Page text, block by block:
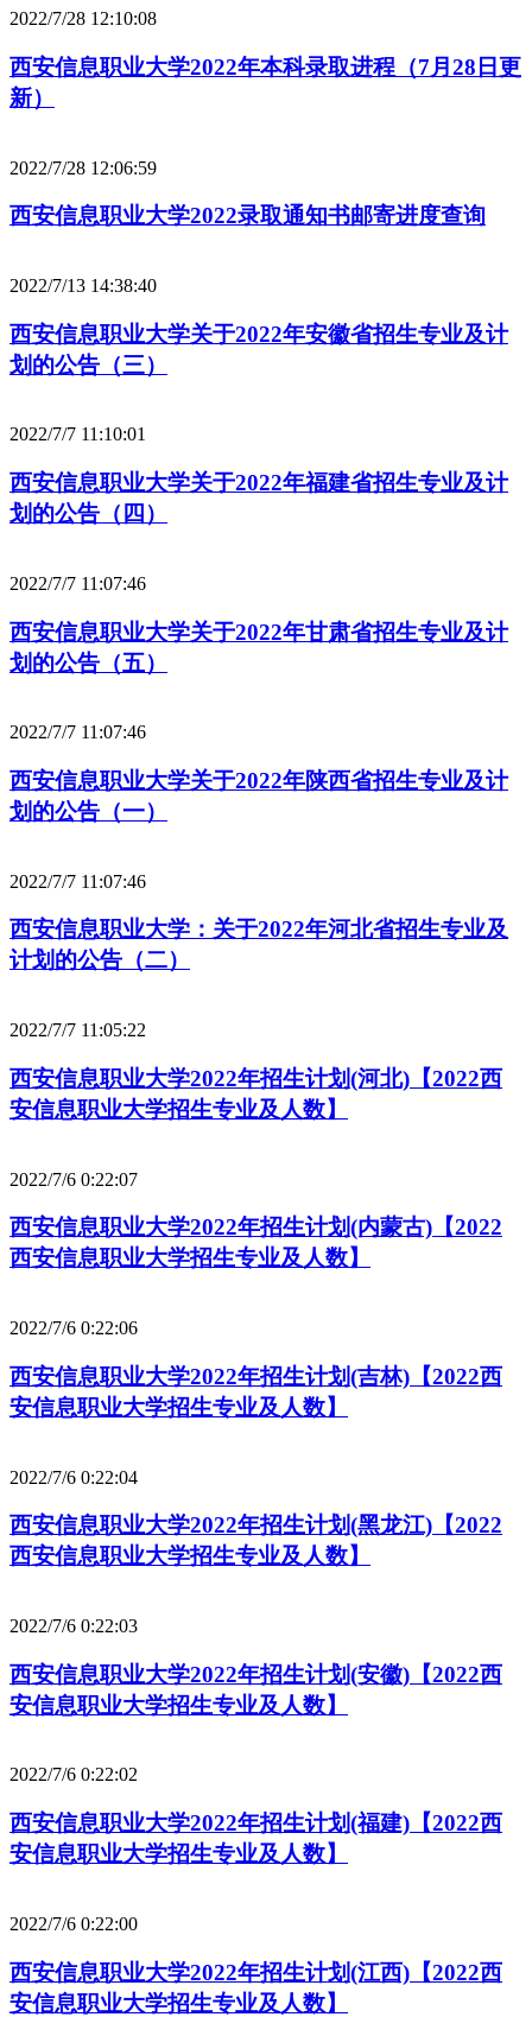
2022/7/28 12:10:08
西安信息职业大学2022年本科录取进程（7月28日更
新）
2022/7/28 12:06:59
西安信息职业大学2022录取通知书邮寄进度查询
2022/7/13 14:38:40
西安信息职业大学关于2022年安徽省招生专业及计
划的公告（三）
2022/7/7 11:10:01
西安信息职业大学关于2022年福建省招生专业及计
划的公告（四）
2022/7/7 11:07:46
西安信息职业大学关于2022年甘肃省招生专业及计
划的公告（五）
2022/7/7 11:07:46
西安信息职业大学关于2022年陕西省招生专业及计
划的公告（一）
2022/7/7 11:07:46
西安信息职业大学：关于2022年河北省招生专业及
计划的公告（二）
2022/7/7 11:05:22
西安信息职业大学2022年招生计划(河北)【2022西
安信息职业大学招生专业及人数】
2022/7/6 0:22:07
西安信息职业大学2022年招生计划(内蒙古)【2022
西安信息职业大学招生专业及人数】
2022/7/6 0:22:06
西安信息职业大学2022年招生计划(吉林)【2022西
安信息职业大学招生专业及人数】
2022/7/6 0:22:04
西安信息职业大学2022年招生计划(黑龙江)【2022
西安信息职业大学招生专业及人数】
2022/7/6 0:22:03
西安信息职业大学2022年招生计划(安徽)【2022西
安信息职业大学招生专业及人数】
2022/7/6 0:22:02
西安信息职业大学2022年招生计划(福建)【2022西
安信息职业大学招生专业及人数】
2022/7/6 0:22:00
西安信息职业大学2022年招生计划(江西)【2022西
安信息职业大学招生专业及人数】